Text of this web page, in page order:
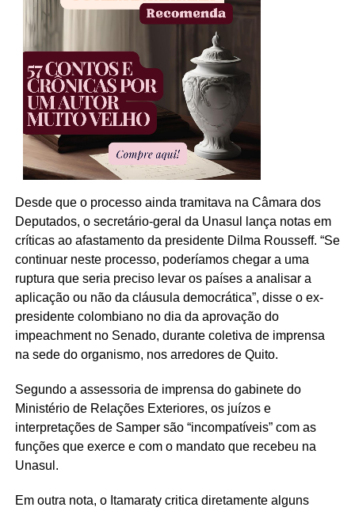
Desde que o processo ainda tramitava na Câmara dos
Deputados, o secretário-geral da Unasul lança notas em
críticas ao afastamento da presidente Dilma Rousseff. “Se
continuar neste processo, poderíamos chegar a uma
ruptura que seria preciso levar os países a analisar a
aplicação ou não da cláusula democrática”, disse o ex-
presidente colombiano no dia da aprovação do
impeachment no Senado, durante coletiva de imprensa
na sede do organismo, nos arredores de Quito.
Segundo a assessoria de imprensa do gabinete do
Ministério de Relações Exteriores, os juízos e
interpretações de Samper são “incompatíveis” com as
funções que exerce e com o mandato que recebeu na
Unasul.
Em outra nota, o Itamaraty critica diretamente alguns